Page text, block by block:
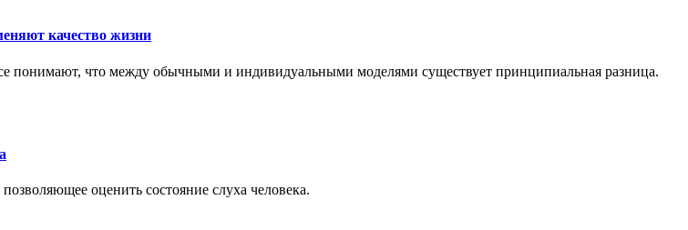
качество жизни
понимают, что между обычными и индивидуальными моделями существует принципиальная разница.
оценить состояние слуха человека.